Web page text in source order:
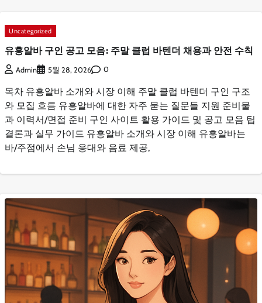
Uncategorized
유흥알바 구인 공고 모음: 주말 클럽 바텐더 채용과 안전 수칙
Admin 5월 28, 2026 0
목차 유흥알바 소개와 시장 이해 주말 클럽 바텐더 구인 구조
와 모집 흐름 유흥알바에 대한 자주 묻는 질문들 지원 준비물
과 이력서/면접 준비 구인 사이트 활용 가이드 및 공고 모음 팁
결론과 실무 가이드 유흥알바 소개와 시장 이해 유흥알바는
바/주점에서 손님 응대와 음료 제공,